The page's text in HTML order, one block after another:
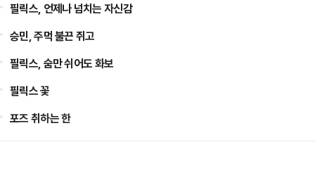
필릭스, 언제나 넘치는 자신감
승민, 주먹 불끈 쥐고
필릭스, 숨만 쉬어도 화보
필릭스 꽃
포즈 취하는 한